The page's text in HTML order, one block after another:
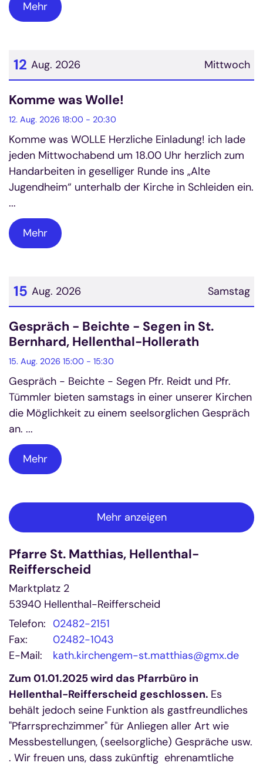
Mehr
Mittwoch
12 Aug. 2026
Datum: 12. August 2026
Komme was Wolle!
12. Aug. 2026 18:00 - 20:30
Komme was WOLLE Herzliche Einladung! ich lade
jeden Mittwochabend um 18.00 Uhr herzlich zum
Handarbeiten in geselliger Runde ins „Alte
Jugendheim“ unterhalb der Kirche in Schleiden ein.
...
Mehr
Samstag
15 Aug. 2026
Datum: 15. August 2026
Gespräch - Beichte - Segen in St.
Bernhard, Hellenthal-Hollerath
15. Aug. 2026 15:00 - 15:30
Gespräch - Beichte - Segen Pfr. Reidt und Pfr.
Tümmler bieten samstags in einer unserer Kirchen
die Möglichkeit zu einem seelsorglichen Gespräch
an. ...
Mehr
Mehr anzeigen
Pfarre St. Matthias, Hellenthal-
Reifferscheid
Marktplatz 2
53940 Hellenthal-Reifferscheid
Telefon: 02482-2151
Fax:
02482-1043
E-Mail:
kath.kirchengem-st.matthias@gmx.de
Zum 01.01.2025 wird das Pfarrbüro in
Hellenthal-Reifferscheid geschlossen. Es
behält jedoch seine Funktion als gastfreundliches
"Pfarrsprechzimmer" für Anliegen aller Art wie
Messbestellungen, (seelsorgliche) Gespräche usw.
. Wir freuen uns, dass zukünftig ehrenamtliche